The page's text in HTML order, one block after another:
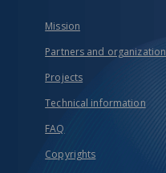
Mission
Partners and organization
Projects
Technical information
FAQ
Copyrights